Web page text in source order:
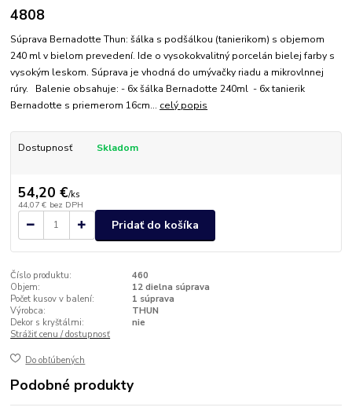
4808
Súprava Bernadotte Thun: šálka s podšálkou (tanierikom) s objemom
240 ml v bielom prevedení. Ide o vysokokvalitný porcelán bielej farby s
vysokým leskom. Súprava je vhodná do umývačky riadu a mikrovlnnej
rúry. Balenie obsahuje: - 6x šálka Bernadotte 240ml - 6x tanierik
Bernadotte s priemerom 16cm... celý popis
Dostupnosť Skladom
54,20 €/ks
44,07 € bez DPH
Pridať do košíka
Číslo produktu:
460
Objem:
12 dielna súprava
Počet kusov v balení:
1 súprava
Výrobca:
THUN
Dekor s kryštálmi:
nie
Strážiť cenu / dostupnosť
Do obľúbených
Podobné produkty